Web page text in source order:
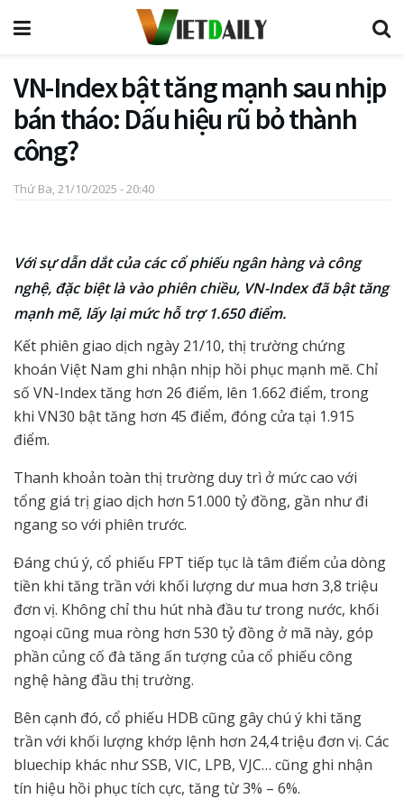
VN-Index bật tăng mạnh sau nhịp
bán tháo: Dấu hiệu rũ bỏ thành
công?
Thứ Ba, 21/10/2025 - 20:40
Với sự dẫn dắt của các cổ phiếu ngân hàng và công
nghệ, đặc biệt là vào phiên chiều, VN-Index đã bật tăng
mạnh mẽ, lấy lại mức hỗ trợ 1.650 điểm.
Kết phiên giao dịch ngày 21/10, thị trường chứng
khoán Việt Nam ghi nhận nhịp hồi phục mạnh mẽ. Chỉ
số VN-Index tăng hơn 26 điểm, lên 1.662 điểm, trong
khi VN30 bật tăng hơn 45 điểm, đóng cửa tại 1.915
điểm.
Thanh khoản toàn thị trường duy trì ở mức cao với
tổng giá trị giao dịch hơn 51.000 tỷ đồng, gần như đi
ngang so với phiên trước.
Đáng chú ý, cổ phiếu FPT tiếp tục là tâm điểm của dòng
tiền khi tăng trần với khối lượng dư mua hơn 3,8 triệu
đơn vị. Không chỉ thu hút nhà đầu tư trong nước, khối
ngoại cũng mua ròng hơn 530 tỷ đồng ở mã này, góp
phần củng cố đà tăng ấn tượng của cổ phiếu công
nghệ hàng đầu thị trường.
Bên cạnh đó, cổ phiếu HDB cũng gây chú ý khi tăng
trần với khối lượng khớp lệnh hơn 24,4 triệu đơn vị. Các
bluechip khác như SSB, VIC, LPB, VJC… cũng ghi nhận
tín hiệu hồi phục tích cực, tăng từ 3% – 6%.